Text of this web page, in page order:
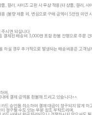
, 컬러, 사이즈 교환 시 무상 적용(타 상품, 컬러, 사
(불량 제품 외, 변심으로 구매 금액이 5만원 미만
주시면 되십니다
결제된 배송비 3,000원 포함 환불 진행으로 주문
하실 경우 추가적으로 발생되는 배송비용은 고객님
여,
에 결제 금액을 환불해 드리고 있습니다^^
드 승인을 취소하여 결제 대금이 청구되지 않게 하
청구될 수도 있는 부분 참조 부탁드리며,